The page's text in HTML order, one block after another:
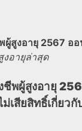
ผู้สูงอายุ 2567 อ
งอายุล่าสุด
ชีพผู้สูงอายุ
เสียสิทธิ์เกี่ยวกั